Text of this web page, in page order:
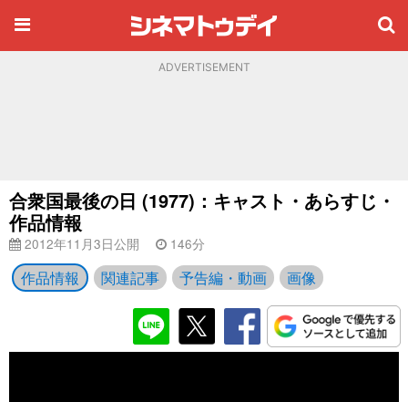
ADVERTISEMENT
合衆国最後の日 (1977)：キャスト・あらすじ・
作品情報
2012年11月3日公開 146分
作品情報 関連記事 予告編・動画 画像